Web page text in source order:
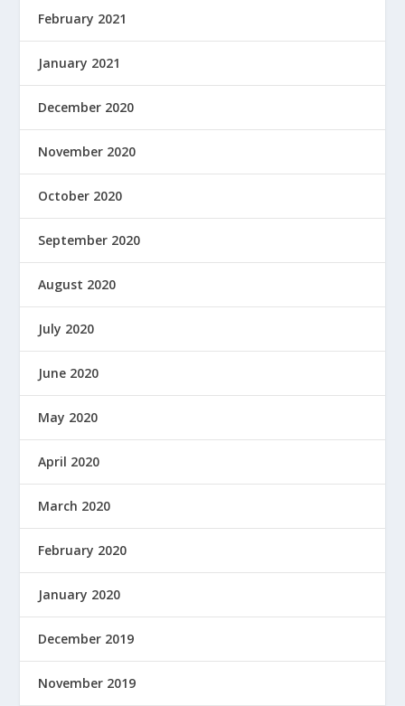
February 2021
January 2021
December 2020
November 2020
October 2020
September 2020
August 2020
July 2020
June 2020
May 2020
April 2020
March 2020
February 2020
January 2020
December 2019
November 2019